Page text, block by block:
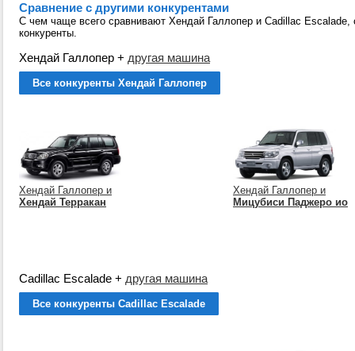
Сравнение с другими конкурентами
С чем чаще всего сравнивают Хендай Галлопер и Cadillac
конкуренты.
Хендай Галлопер + другая машина
Все конкуренты Хендай Галлопер
Хендай Галлопер и
Хендай Терракан
Хендай Галлопер и
Мицубиси Паджеро ио
Cadillac Escalade + другая машина
Все конкуренты Cadillac Escalade